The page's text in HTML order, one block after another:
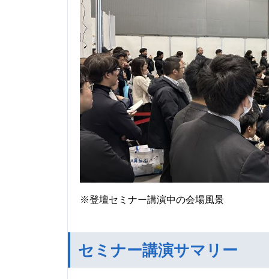
※登壇セミナー講演中の会場風景
セミナー講演サマリー